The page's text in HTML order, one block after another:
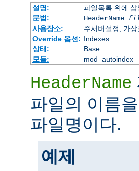
설명:
파일목록 위에
문법:
HeaderName
사용장소:
주서버설정, 가
Override 옵션: Indexes
상태:
Base
모듈:
mod_autoindex
HeaderName
파일의 이름
파일명이다.
예제